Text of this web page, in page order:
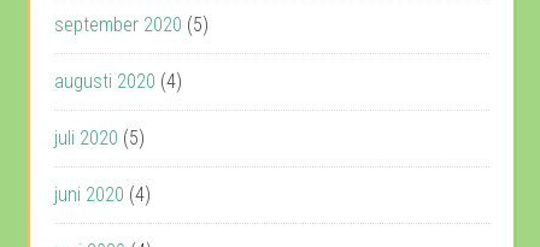
september 2020 (5)
augusti 2020 (4)
juli 2020 (5)
juni 2020 (4)